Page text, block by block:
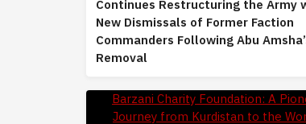
Continues Restructuring the Army
New Dismissals of Former Faction
Commanders Following Abu
Removal